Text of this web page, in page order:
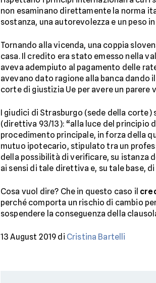
non esaminano direttamente la norma
sostanza, una autorevolezza e un peso
Tornando alla vicenda, una coppia
casa. Il credito era stato emesso nella
aveva adempiuto al pagamento delle
avevano dato ragione alla banca dando
corte di giustizia Ue per avere un
I giudici di Strasburgo (sede della
(direttiva 93/13): “alla luce del principio
procedimento principale, in forza della
mutuo ipotecario, stipulato tra un
della possibilità di verificare, su istanza
ai sensi di tale direttiva e, su tale base,
Cosa vuol dire? Che in questo caso il
perché comporta un rischio di cambio
sospendere la conseguenza della
13 August 2019 di Cristina Bartelli